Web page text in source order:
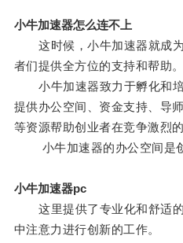
小牛加速器怎么连不上
这时候，小牛加速器就成为
者们提供全方位的支持和帮助。
小牛加速器致力于孵化和培
提供办公空间、资金支持、导
等资源帮助创业者在竞争激烈
小牛加速器的办公空间是创
小牛加速器pc
这里提供了专业化和舒适的
中注意力进行创新的工作。